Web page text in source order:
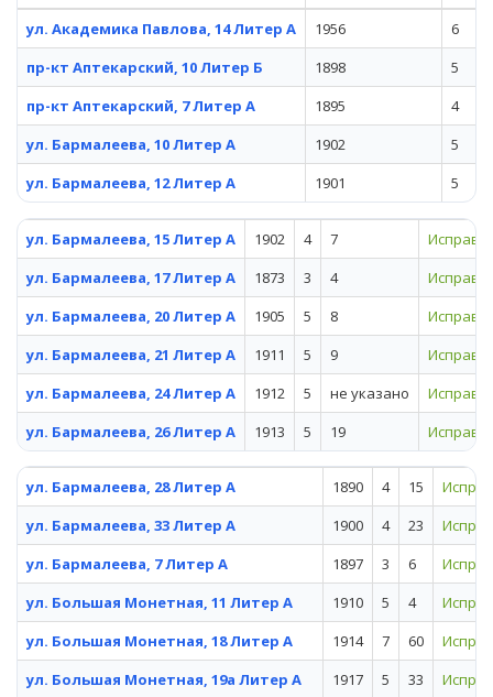
ул. Академика Павлова, 14 Литер А
1956
6
пр-кт Аптекарский, 10 Литер Б
1898
5
пр-кт Аптекарский, 7 Литер А
1895
4
ул. Бармалеева, 10 Литер А
1902
5
ул. Бармалеева, 12 Литер А
1901 5
ул. Бармалеева, 15 Литер А 1902 4 7
ул. Бармалеева, 17 Литер А
1873 3 4
ул. Бармалеева, 20 Литер А
1905 5 8
ул. Бармалеева, 21 Литер А
1911 5 9
ул. Бармалеева, 24 Литер А
1912 5 не указано
ул. Бармалеева, 26 Литер А
1913 5 19
ул. Бармалеева, 28 Литер А 1890 4 15
ул. Бармалеева, 33 Литер А
1900 4 23
ул. Бармалеева, 7 Литер А
1897 3 6
ул. Большая Монетная, 11 Литер А
1910 5 4
ул. Большая Монетная, 18 Литер А
1914 7 60
ул. Большая Монетная, 19а Литер А
1917 5 33